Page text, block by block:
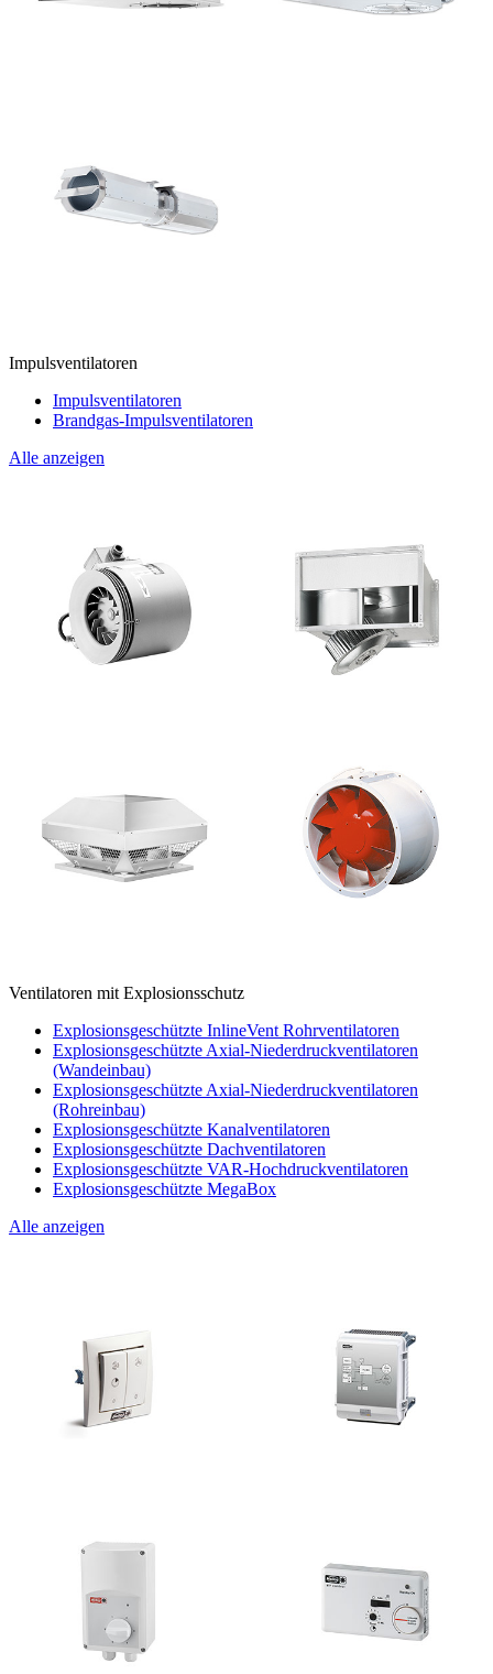
Impulsventilatoren
Impulsventilatoren
Brandgas-Impulsventilatoren
Alle anzeigen
Ventilatoren mit Explosionsschutz
Explosionsgeschützte InlineVent Rohrventilatoren
Explosionsgeschützte Axial-Niederdruckventilatoren
(Wandeinbau)
Explosionsgeschützte Axial-Niederdruckventilatoren
(Rohreinbau)
Explosionsgeschützte Kanalventilatoren
Explosionsgeschützte Dachventilatoren
Explosionsgeschützte VAR-Hochdruckventilatoren
Explosionsgeschützte MegaBox
Alle anzeigen